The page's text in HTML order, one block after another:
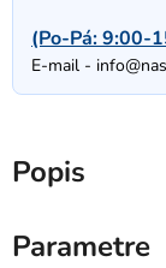
(Po-Pá: 9:00-
E-mail -
Popis
Parametre